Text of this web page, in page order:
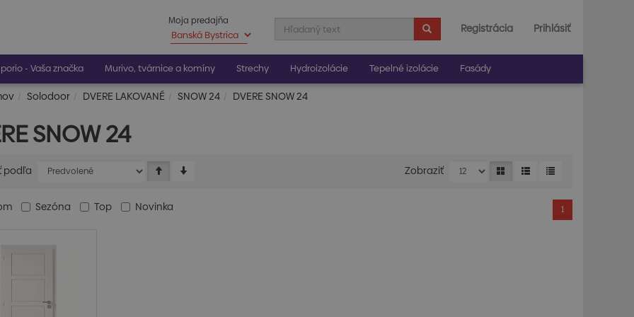
Registrácia Prihlásiť
Moja predajňa
- Vaša značka Murivo, tvárnice a komíny Strechy Hydroizolácie Tepelné izolácie Fasády
Solodoor DVERE LAKOVANÉ SNOW 24 DVERE SNOW 24
SNOW 24
podľa Zobraziť
Sezóna Top Novinka 1